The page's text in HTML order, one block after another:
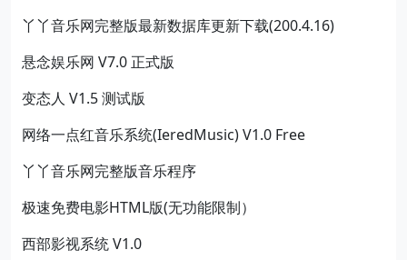
丫丫音乐网完整版最新数据库更新下载(200.4.16)
悬念娱乐网 V7.0 正式版
变态人 V1.5 测试版
网络一点红音乐系统(IeredMusic) V1.0 Free
丫丫音乐网完整版音乐程序
极速免费电影HTML版(无功能限制）
西部影视系统 V1.0